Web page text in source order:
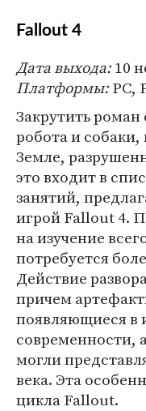
Fallout 4
Дата выхода:10
Платформы:PC,
Закрутить
робота и
Земле,
это входит в
занятий,
игрой Fallout 4.
на изучение
потребуется
Действие
причем
появляющиеся в
современности,
могли
века. Эта
цикла Fallout.